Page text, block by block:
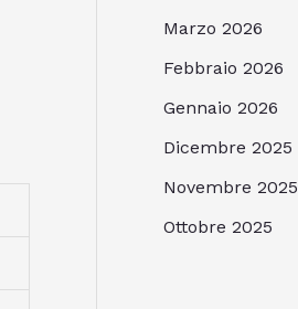
Marzo 2026
Febbraio 2026
Gennaio 2026
Dicembre 2025
Novembre 2025
Ottobre 2025